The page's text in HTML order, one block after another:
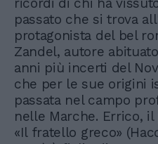
ricordi di chi ha
passato che si trova
protagonista del bel
Zandel, autore
anni più incerti del
che per le sue origini
passata nel campo
nelle Marche. Errico,
«Il fratello greco»